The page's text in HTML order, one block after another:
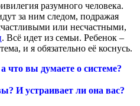
разумного человека.
за ним следом, подражая
или несчастными,
. Всё идет из семьи. Ребенок –
и я обязательно её коснусь.
что вы думаете о системе?
И устраивает ли она вас?